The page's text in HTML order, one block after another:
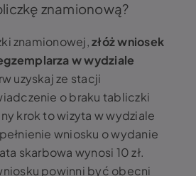
znamionową?
znamionowej,złóż wniosek
w wydziale
uzyskaj ze stacji
o braku tabliczki
krok to wizyta w wydziale
wniosku o wydanie
skarbowa wynosi 10 zł.
powinni być obecni